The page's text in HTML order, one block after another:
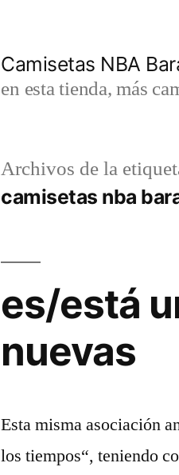
Camisetas NBA
en esta tienda, más
Archivos de la
camisetas nba
es/está
nuevas
Esta misma asociación
los tiempos“, teniendo